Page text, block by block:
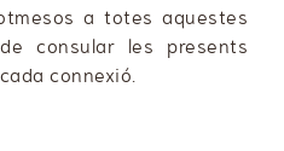
a totes aquestes
consular les presents
connexió.